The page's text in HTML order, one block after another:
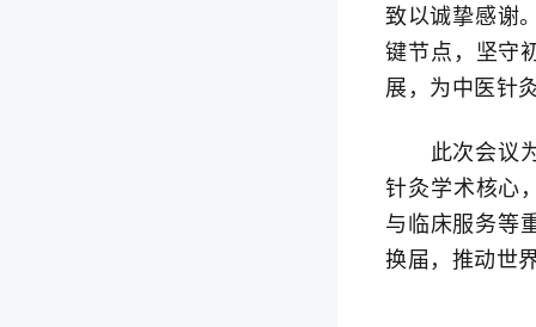
致以诚挚感谢
键节点，坚守
展，为中医针
此次会议为
针灸学术核心
与临床服务等
换届，推动世